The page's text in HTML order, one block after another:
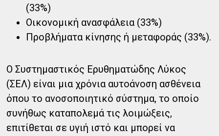
(33%)
Οικονομική ανασφάλεια (33%)
Προβλήματα κίνησης ή μεταφοράς (33%).
Ο Συστημαστικός Ερυθηματώδης Λύκος
(ΣΕΛ) είναι μια χρόνια αυτοάνοση ασθένεια
όπου το ανοσοποιητικό σύστημα, το οποίο
συνήθως καταπολεμά τις λοιμώξεις,
επιτίθεται σε υγιή ιστό και μπορεί να